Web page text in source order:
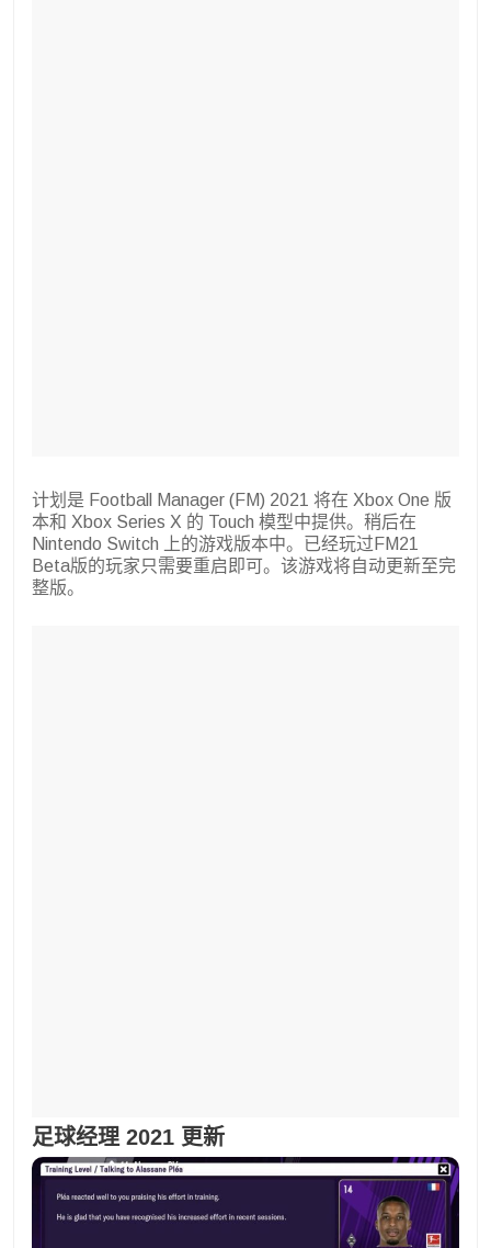
计划是 Football Manager (FM) 2021 将在 Xbox One 版
本和 Xbox Series X 的 Touch 模型中提供。稍后在
Nintendo Switch 上的游戏版本中。已经玩过FM21
Beta版的玩家只需要重启即可。该游戏将自动更新至完
整版。
足球经理 2021 更新